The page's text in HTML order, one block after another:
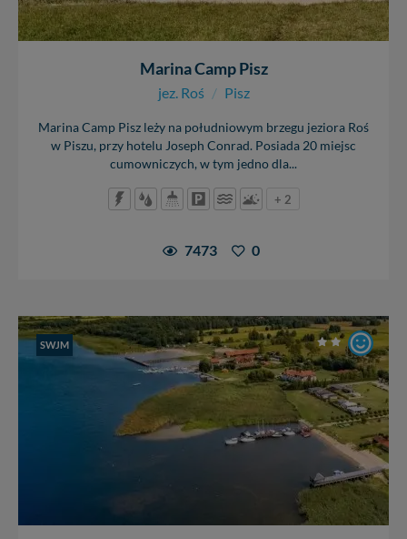
Marina Camp Pisz
jez. Roś / Pisz
Marina Camp Pisz leży na południowym brzegu jeziora Roś
w Piszu, przy hotelu Joseph Conrad. Posiada 20 miejsc
cumowniczych, w tym jedno dla...
+ 2
7473 0
SWJM